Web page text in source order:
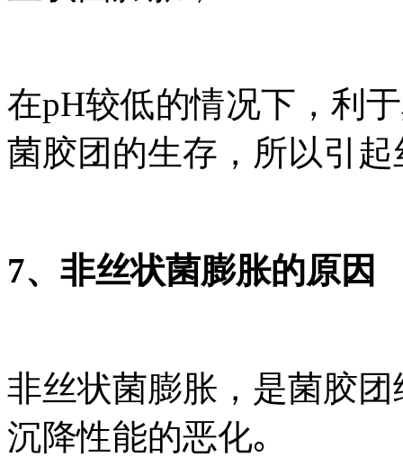
在pH较低的情况下，利
菌胶团的生存，所以引
7、非丝状菌膨胀的原因
非丝状菌膨胀，是菌胶
沉降性能的恶化｡